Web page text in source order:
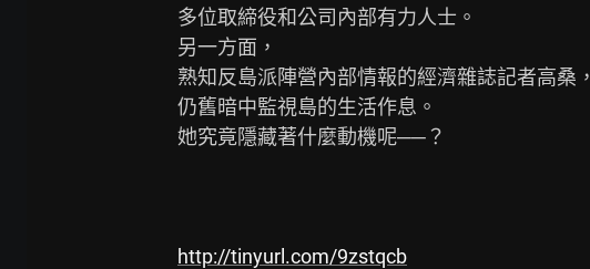
多位取締役和公司內部有力人士。
另一方面，
熟知反島派陣營內部情報的經濟雜誌記者高桑，
仍舊暗中監視島的生活作息。
她究竟隱藏著什麼動機呢──？
http://tinyurl.com/9zstqcb